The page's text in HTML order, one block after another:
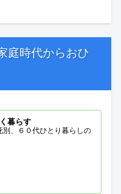
庭時代からおひ
暮らす
別、６０代ひとり暮らしの